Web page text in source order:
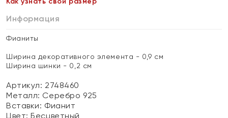
Информация
Фианиты
Ширина декоративного элемента - 0,9 см
Ширина шинки - 0,2 см
Артикул: 2748460
Металл: Серебро 925
Вставки: Фианит
Цвет:Бесцветный